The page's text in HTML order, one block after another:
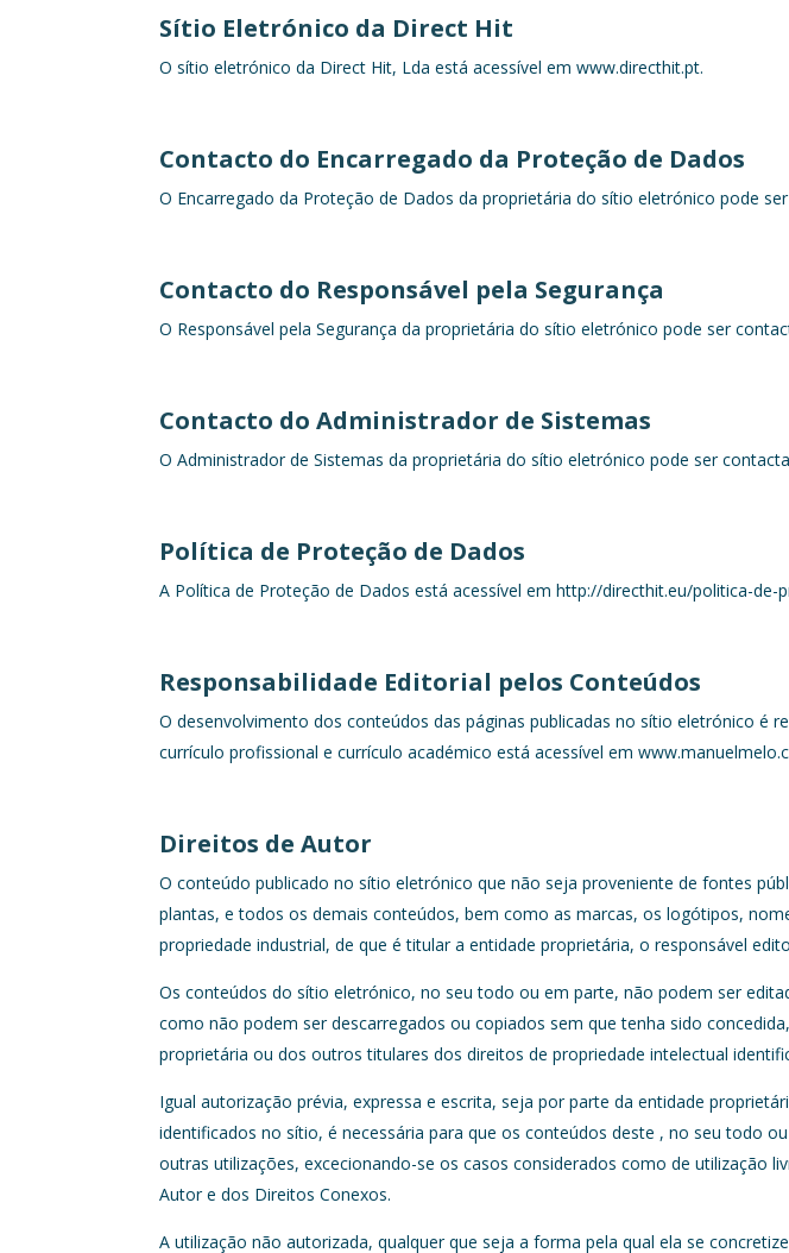
Sítio Eletrónico da Direct Hit
O sítio eletrónico da Direct Hit, Lda está acessível em www.directhit.pt.
Contacto do Encarregado da Proteção de Dados
O Encarregado da Proteção de Dados da proprietária do sítio eletrónico pode
Contacto do Responsável pela Segurança
O Responsável pela Segurança da proprietária do sítio eletrónico pode ser
Contacto do Administrador de Sistemas
O Administrador de Sistemas da proprietária do sítio eletrónico pode ser
Política de Proteção de Dados
A Política de Proteção de Dados está acessível em http://directhit.eu/politica-de-
Responsabilidade Editorial pelos Conteúdos
O desenvolvimento dos conteúdos das páginas publicadas no sítio eletrónico é
currículo profissional e currículo académico está acessível em
Direitos de Autor
O conteúdo publicado no sítio eletrónico que não seja proveniente de fontes
plantas, e todos os demais conteúdos, bem como as marcas, os logótipos,
propriedade industrial, de que é titular a entidade proprietária, o responsável
Os conteúdos do sítio eletrónico, no seu todo ou em parte, não podem ser
como não podem ser descarregados ou copiados sem que tenha sido
proprietária ou dos outros titulares dos direitos de propriedade intelectual
Igual autorização prévia, expressa e escrita, seja por parte da entidade
identificados no sítio, é necessária para que os conteúdos deste , no seu todo
outras utilizações, excecionando-se os casos considerados como de utilização
Autor e dos Direitos Conexos.
A utilização não autorizada, qualquer que seja a forma pela qual ela se